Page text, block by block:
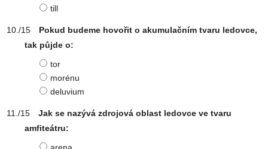
till
Pokud budeme hovořit o akumulačním tvaru ledovce,
tak půjde o:
tor
morénu
deluvium
Jak se nazývá zdrojová oblast ledovce ve tvaru
amfiteátru: